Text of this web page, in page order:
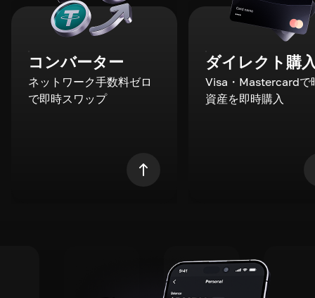
コンバーター
ネットワーク手数料ゼロ
で即時スワップ
ダイレクト購
Visa・Mastercardで
資産を即時購入